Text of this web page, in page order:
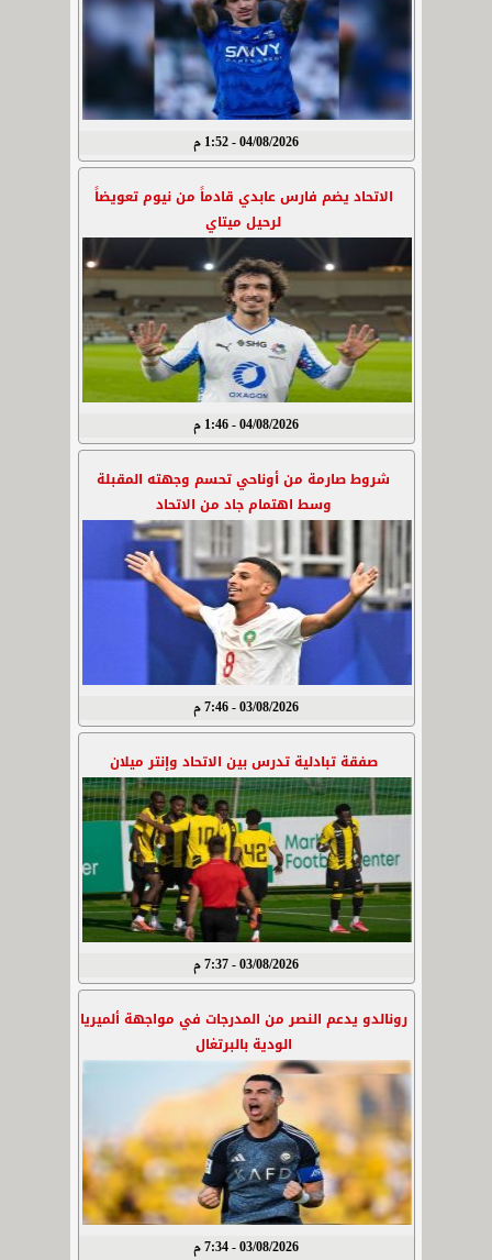
04/08/2026 - 1:52 م
الاتحاد يضم فارس عابدي قادماً من نيوم تعويضاً
لرحيل ميتاي
04/08/2026 - 1:46 م
شروط صارمة من أوناحي تحسم وجهته المقبلة
وسط اهتمام جاد من الاتحاد
03/08/2026 - 7:46 م
صفقة تبادلية تدرس بين الاتحاد وإنتر ميلان
03/08/2026 - 7:37 م
رونالدو يدعم النصر من المدرجات في مواجهة ألميريا
الودية بالبرتغال
03/08/2026 - 7:34 م